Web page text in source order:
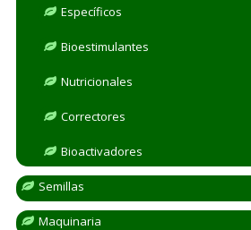
Específicos
Bioestimulantes
Nutricionales
Correctores
Bioactivadores
Semillas
Maquinaria